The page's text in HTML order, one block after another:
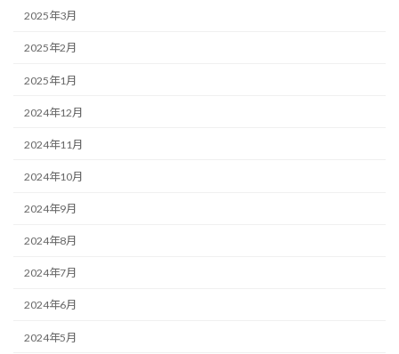
2025年3月
2025年2月
2025年1月
2024年12月
2024年11月
2024年10月
2024年9月
2024年8月
2024年7月
2024年6月
2024年5月